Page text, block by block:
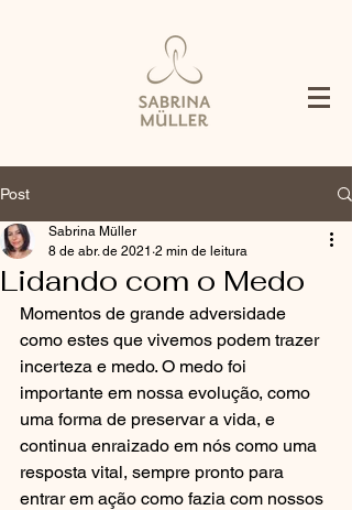
Post
Lidando com o Medo
Sabrina Müller
8 de abr. de 2021 2 min de leitura
Momentos de grande adversidade
como estes que vivemos podem trazer
incerteza e medo. O medo foi
importante em nossa evolução, como
uma forma de preservar a vida, e
continua enraizado em nós como uma
resposta vital, sempre pronto para
entrar em ação como fazia com nossos